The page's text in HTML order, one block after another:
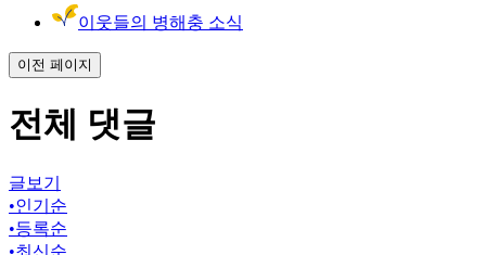
이웃들의 병해충 소식
이전 페이지
전체 댓글
글보기
•인기순
•등록순
•최신순